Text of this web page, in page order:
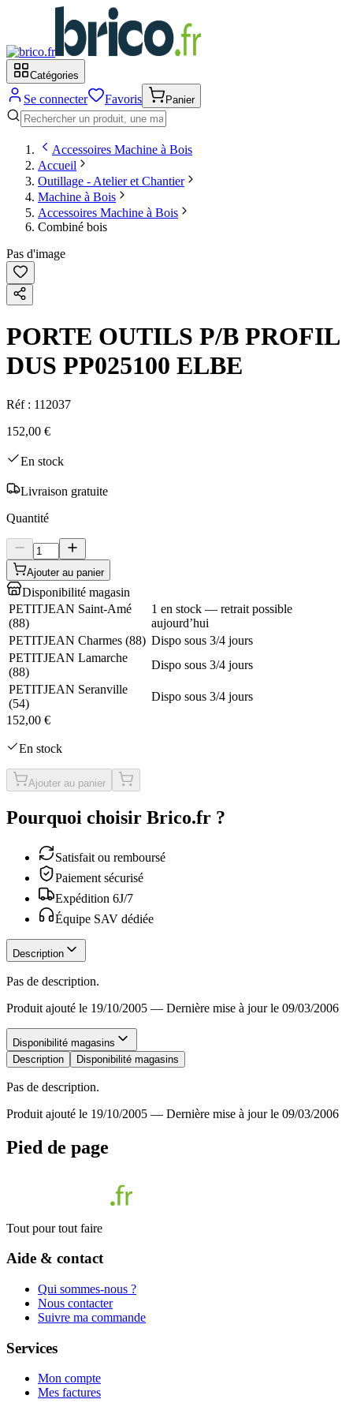
Catégories
Se connecter Favoris Panier
Accessoires Machine à Bois
Accueil
Outillage - Atelier et Chantier
Machine à Bois
Accessoires Machine à Bois
Combiné bois
Pas d'image
PORTE OUTILS P/B PROFIL
DUS PP025100 ELBE
Réf : 112037
152,00 €
En stock
Livraison gratuite
Quantité
Ajouter au panier
Disponibilité magasin
PETITJEAN Saint-Amé
(88)
1 en stock — retrait possible
aujourd’hui
PETITJEAN Charmes (88) Dispo sous 3/4 jours
PETITJEAN Lamarche
(88)
Dispo sous 3/4 jours
PETITJEAN Seranville
(54)
Dispo sous 3/4 jours
152,00 €
En stock
Ajouter au panier
Pourquoi choisir Brico.fr ?
Satisfait ou remboursé
Paiement sécurisé
Expédition 6J/7
Équipe SAV dédiée
Description
Pas de description.
Produit ajouté le 19/10/2005 — Dernière mise à jour le 09/03/2006
Disponibilité magasins
Description
Disponibilité magasins
Pas de description.
Produit ajouté le 19/10/2005 — Dernière mise à jour le 09/03/2006
Pied de page
Tout pour tout faire
Aide & contact
Qui sommes-nous ?
Nous contacter
Suivre ma commande
Services
Mon compte
Mes factures